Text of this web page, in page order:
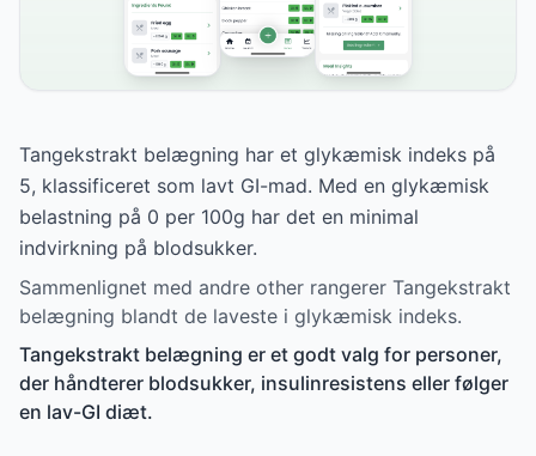
Tangekstrakt belægning har et glykæmisk indeks på
5, klassificeret som lavt GI-mad. Med en glykæmisk
belastning på 0 per 100g har det en minimal
indvirkning på blodsukker.
Sammenlignet med andre other rangerer Tangekstrakt
belægning blandt de laveste i glykæmisk indeks.
Tangekstrakt belægning er et godt valg for personer,
der håndterer blodsukker, insulinresistens eller følger
en lav-GI diæt.